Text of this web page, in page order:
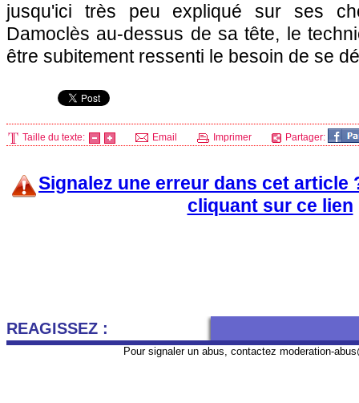
jusqu'ici très peu expliqué sur ses
Damoclès au-dessus de sa tête, le
être subitement ressenti le besoin de se
Taille du texte: Email Imprimer Partager:
Signalez une erreur dans cet article
cliquant sur ce lien
REAGISSEZ :
Pour signaler un abus, contactez moderation-